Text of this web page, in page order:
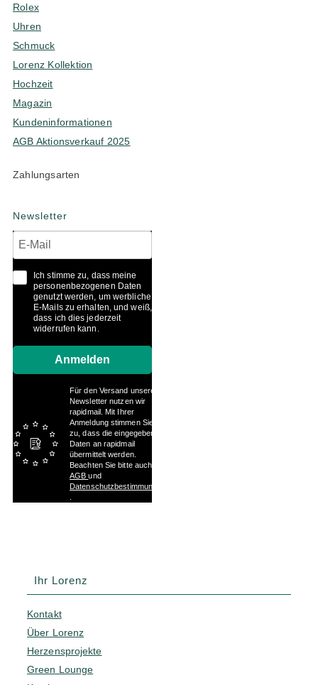
Rolex
Uhren
Schmuck
Lorenz Kollektion
Hochzeit
Magazin
Kundeninformationen
AGB Aktionsverkauf 2025
Zahlungsarten
Newsletter
Ich stimme zu, dass meine
personenbezogenen Daten
genutzt werden, um werbliche
E-Mails zu erhalten, und weiß,
dass ich dies jederzeit
widerrufen kann.
Anmelden
Für den Versand unserer
Newsletter nutzen wir
rapidmail. Mit Ihrer
Anmeldung stimmen Sie
zu, dass die eingegebenen
Daten an rapidmail
übermittelt werden.
Beachten Sie bitte auch die
AGBund
Datenschutzbestimmungen
Ihr Lorenz
Kontakt
Über Lorenz
Herzensprojekte
Green Lounge